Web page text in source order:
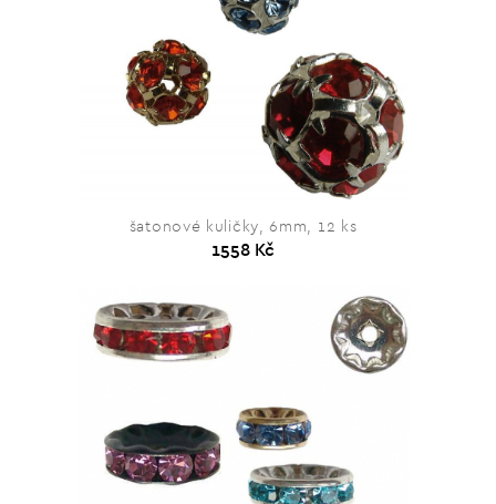
šatonové kuličky, 6mm, 12 ks
1558 Kč